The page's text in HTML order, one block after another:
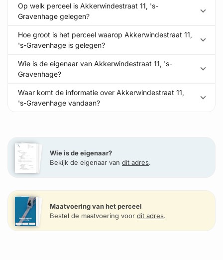
Op welk perceel is Akkerwindestraat 11, 's-
Gravenhage gelegen?
Hoe groot is het perceel waarop Akkerwindestraat 11,
's-Gravenhage is gelegen?
Wie is de eigenaar van Akkerwindestraat 11, 's-
Gravenhage?
Waar komt de informatie over Akkerwindestraat 11,
's-Gravenhage vandaan?
Wie is de eigenaar?
Bekijk de eigenaar van dit adres.
Maatvoering van het perceel
Bestel de maatvoering voor dit adres.